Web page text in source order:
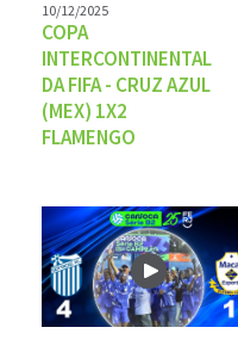
10/12/2025
COPA
INTERCONTINENTAL
DA FIFA - CRUZ AZUL
(MEX) 1X2
FLAMENGO